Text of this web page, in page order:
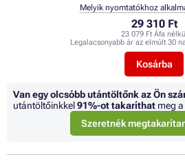
29 310 Ft
23 079 Ft Áfa
Legalacsonyabb ár az elmúlt 30
Kosárba
Melyik nyomtatókhoz
Van egy olcsóbb utántöltőnk az Ön
utántöltőinkkel91%-ot takaríthat meg
Szeretnék